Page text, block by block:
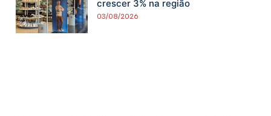
crescer 3% na região
03/08/2026